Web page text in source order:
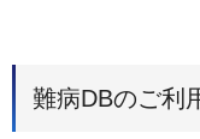
難病DBのご利